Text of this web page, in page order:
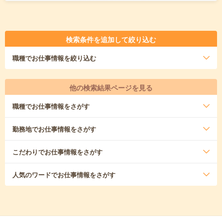
検索条件を追加して絞り込む
職種でお仕事情報を絞り込む
他の検索結果ページを見る
職種でお仕事情報をさがす
勤務地でお仕事情報をさがす
こだわりでお仕事情報をさがす
人気のワードでお仕事情報をさがす